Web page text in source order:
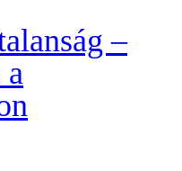
–